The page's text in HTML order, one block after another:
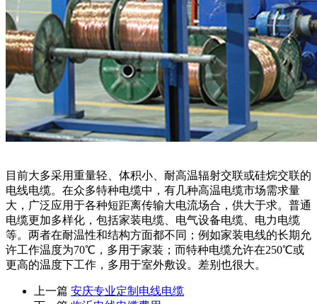
目前大多采用重量轻、体积小、耐高温辐射交联或硅烷交联的
电线电缆。在众多特种电缆中，有几种高温电缆市场需求量
大，广泛应用于各种短距离传输大电流场合，供大于求。普通
电缆更加多样化，包括家装电缆、电气设备电缆、电力电缆
等。两者在耐温性和结构方面都不同；例如家装电线的长期允
许工作温度为70℃，多用于家装；而特种电缆允许在250℃或
更高的温度下工作，多用于室外敷设。差别也很大。
上一篇 安庆专业定制电线电缆